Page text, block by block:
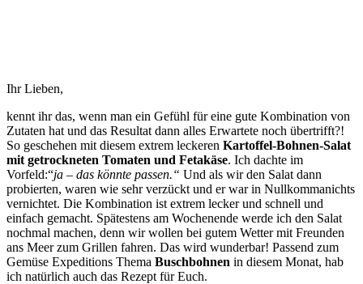
Ihr Lieben,
kennt ihr das, wenn man ein Gefühl für eine gute Kombination von
Zutaten hat und das Resultat dann alles Erwartete noch übertrifft?!
So geschehen mit diesem extrem leckeren Kartoffel-Bohnen-Salat
mit getrockneten Tomaten und Fetakäse. Ich dachte im
Vorfeld:“ja – das könnte passen.“ Und als wir den Salat dann
probierten, waren wie sehr verzückt und er war in Nullkommanichts
vernichtet. Die Kombination ist extrem lecker und schnell und
einfach gemacht. Spätestens am Wochenende werde ich den Salat
nochmal machen, denn wir wollen bei gutem Wetter mit Freunden
ans Meer zum Grillen fahren. Das wird wunderbar! Passend zum
Gemüse Expeditions Thema Buschbohnen in diesem Monat, hab
ich natürlich auch das Rezept für Euch.